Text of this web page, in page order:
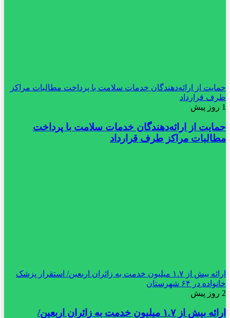
حمایت از ارائه‌دهندگان خدمات سلامت با پرداخت مطالبات مراکز
طرف قرارداد
1 روز پیش
حمایت از ارائه‌دهندگان خدمات سلامت با پرداخت
مطالبات مراکز طرف قرارداد
ارائه بیش از ۱.۷ میلیون خدمت به زائران اربعین/ استقرار پزشک
خانواده در ۶۴ شهرستان
2 روز پیش
ارائه بیش از ۱.۷ میلیون خدمت به زائران اربعین/